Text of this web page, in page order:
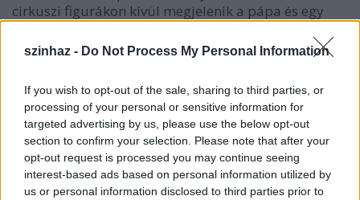
szinhaz - Do Not Process My Personal Information
If you wish to opt-out of the sale, sharing to third parties, or
processing of your personal or sensitive information for
targeted advertising by us, please use the below opt-out
section to confirm your selection. Please note that after your
opt-out request is processed you may continue seeing
interest-based ads based on personal information utilized by
us or personal information disclosed to third parties prior to
cirkuszi figurákon kívül megjelenik a pápa és egy
uborkafallosz fed - tudósított a The Daily Telegraph
Az opera első előadásán, az 1830-as években
sokkolta a közönséget, amely fellázadt a vitatott
színek láttán. A bemutató óriási bukás lett.